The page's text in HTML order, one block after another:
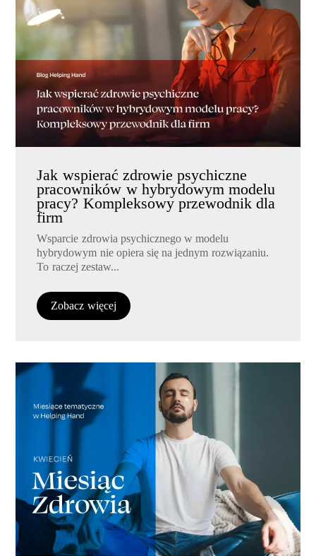
Jak wspierać zdrowie psychiczne
pracowników w hybrydowym modelu
pracy? Kompleksowy przewodnik dla
firm
Wsparcie zdrowia psychicznego w modelu
hybrydowym nie opiera się na jednym rozwiązaniu.
To raczej zestaw...
Zobacz więcej